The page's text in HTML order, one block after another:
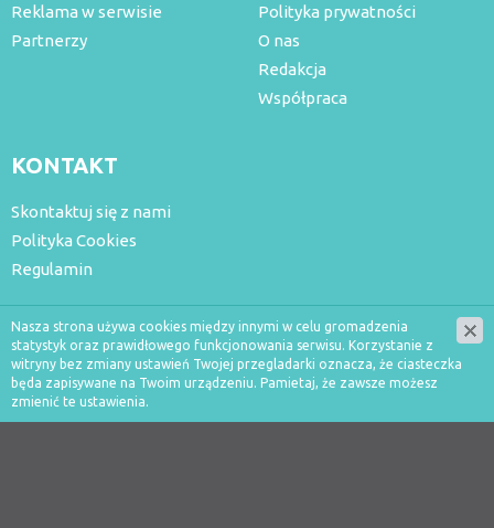
Reklama w serwisie
Partnerzy
Polityka prywatności
O nas
Redakcja
Współpraca
KONTAKT
Skontaktuj się z nami
Polityka Cookies
Regulamin
Nasza strona używa cookies między innymi w celu gromadzenia
statystyk oraz prawidłowego funkcjonowania serwisu. Korzystanie z
witryny bez zmiany ustawień Twojej przegladarki oznacza, że ciasteczka
będa zapisywane na Twoim urządzeniu. Pamietaj, że zawsze możesz
zmienić te ustawienia.